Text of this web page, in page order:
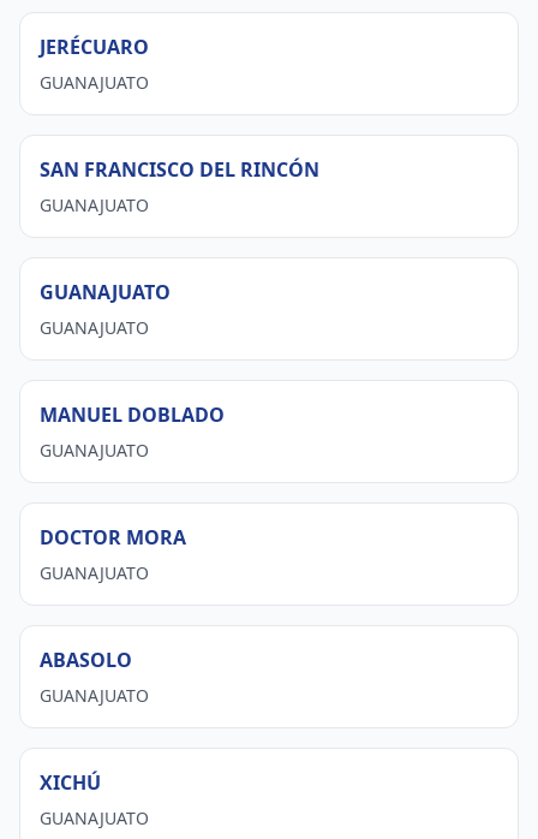
JERÉCUARO
GUANAJUATO
SAN FRANCISCO DEL RINCÓN
GUANAJUATO
GUANAJUATO
GUANAJUATO
MANUEL DOBLADO
GUANAJUATO
DOCTOR MORA
GUANAJUATO
ABASOLO
GUANAJUATO
XICHÚ
GUANAJUATO